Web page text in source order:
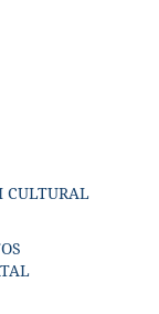
CULTURAL